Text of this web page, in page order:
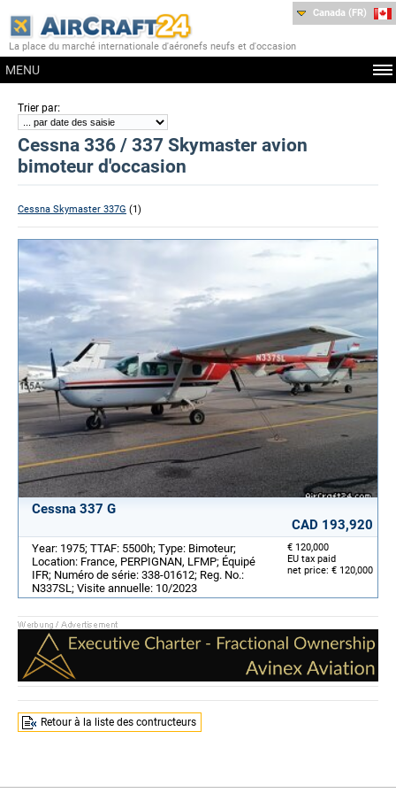
La place du marché internationale d'aéronefs neufs et d'occasion
MENU
Canada (FR)
Trier par:
Cessna 336 / 337 Skymaster avion
bimoteur d'occasion
Cessna Skymaster 337G (1)
Cessna 337 G
CAD 193,920
€ 120,000
EU tax paid
net price: € 120,000
Year: 1975; TTAF: 5500h; Type: Bimoteur;
Location: France, PERPIGNAN, LFMP; Équipé
IFR; Numéro de série: 338-01612; Reg. No.:
N337SL; Visite annuelle: 10/2023
Retour à la liste des contructeurs